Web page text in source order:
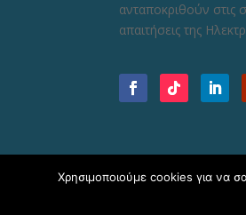
ανταποκριθούν στις
απαιτήσεις της
Χρησιμοποιούμε cookies για να